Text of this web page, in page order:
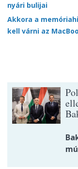
nyári bulijai
Akkora a
kell várni az